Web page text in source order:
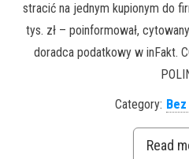
stracić na jednym kupionym do
tys. zł – poinformował,
doradca podatkowy w inFakt.
Category:
Read